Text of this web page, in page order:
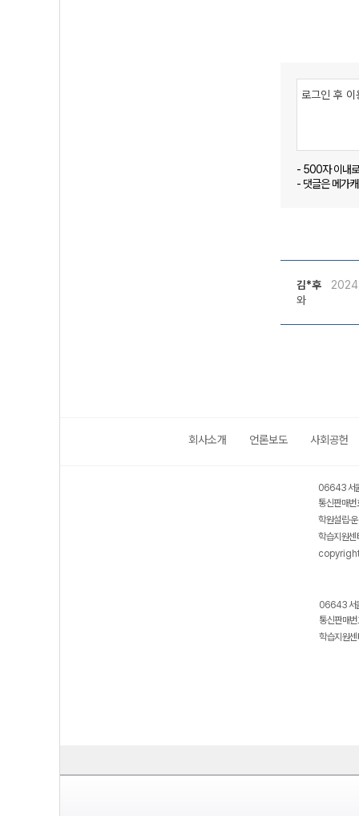
- 500자 이내
- 댓글은 메가
김*후
와
회사소개 언론보도 사회공헌
06643 서
통신판매
학원설립·
학습지원
06643 서
통신판매
학습지원